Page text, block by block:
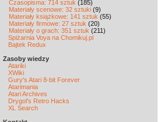
Czasopisma: 714 sztuk (185)
Materiały scenowe: 32 sztuki (9)
Materiały książkowe: 141 sztuk (55)
Materiały firmowe: 27 sztuk (20)
Materiały o grach: 351 sztuk (211)
Spiżarnia Voya na Chomikuj.pl
Bajtek Redux
Zasoby wiedzy
Atariki
XWiki
Gury's Atari 8-bit Forever
Atarimania
Atari Archives
Drygol's Retro Hacks
XL Search